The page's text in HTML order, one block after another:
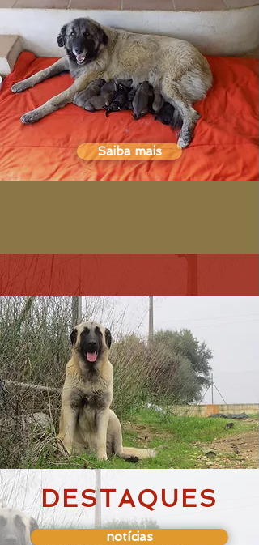
Saiba mais
DESTAQUES
notícias